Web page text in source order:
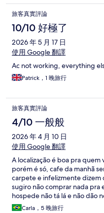
旅客真實評論
10/10 好極了
2026 年 5 月 17 日
使用 Google 翻譯
Ac not working, everything
Patrick，1 晚旅行
旅客真實評論
4/10 一般般
2026 年 4 月 10 日
使用 Google 翻譯
A localização é boa pra
porém é só, cafe da manhã
carpete e infelizmente
sugiro não comprar nada pra
hospede não tá lá e não dão
deles.Carla，5 晚旅行